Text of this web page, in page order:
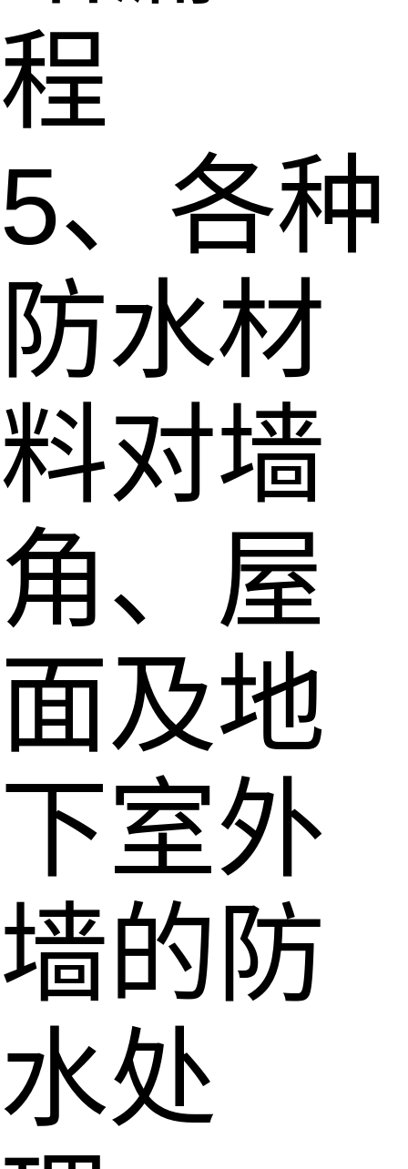
程
5、各种
防水材
料对墙
角、屋
面及地
下室外
墙的防
水处